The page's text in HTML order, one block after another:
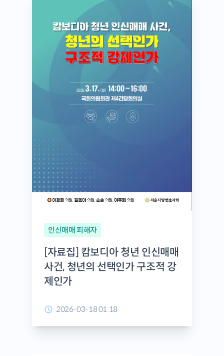
인신매매 피해자
[자료집] 캄보디아 청년 인신매매
사건, 청년의 선택인가 구조적 강
제인가
2026-03-18 01:18